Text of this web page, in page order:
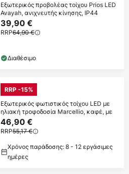
Εξωτερικός προβολέας τοίχου Prios LED
Avayah, ανιχνευτής κίνησης, IP44
39,90 €
RRP64,90 €
Διαθέσιμο
RRP -15%
Εξωτερικός φωτιστικός τοίχου LED με
ηλιακή τροφοδοσία Marcellio, καφέ, με
46,90 €
RRP55,17 €
Χρόνος παράδοσης: 8 - 12 εργάσιμες
ημέρες